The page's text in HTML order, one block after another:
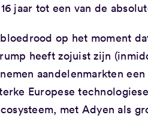
jaar tot een van de
op het moment
heeft zojuist zijn
aandelenmarkten
Europese
met Adyen als